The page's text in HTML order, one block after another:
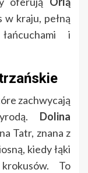
w kraju, pełną
i
zachwycają
Dolina
Tatr, znana z
kiedy łąki
To